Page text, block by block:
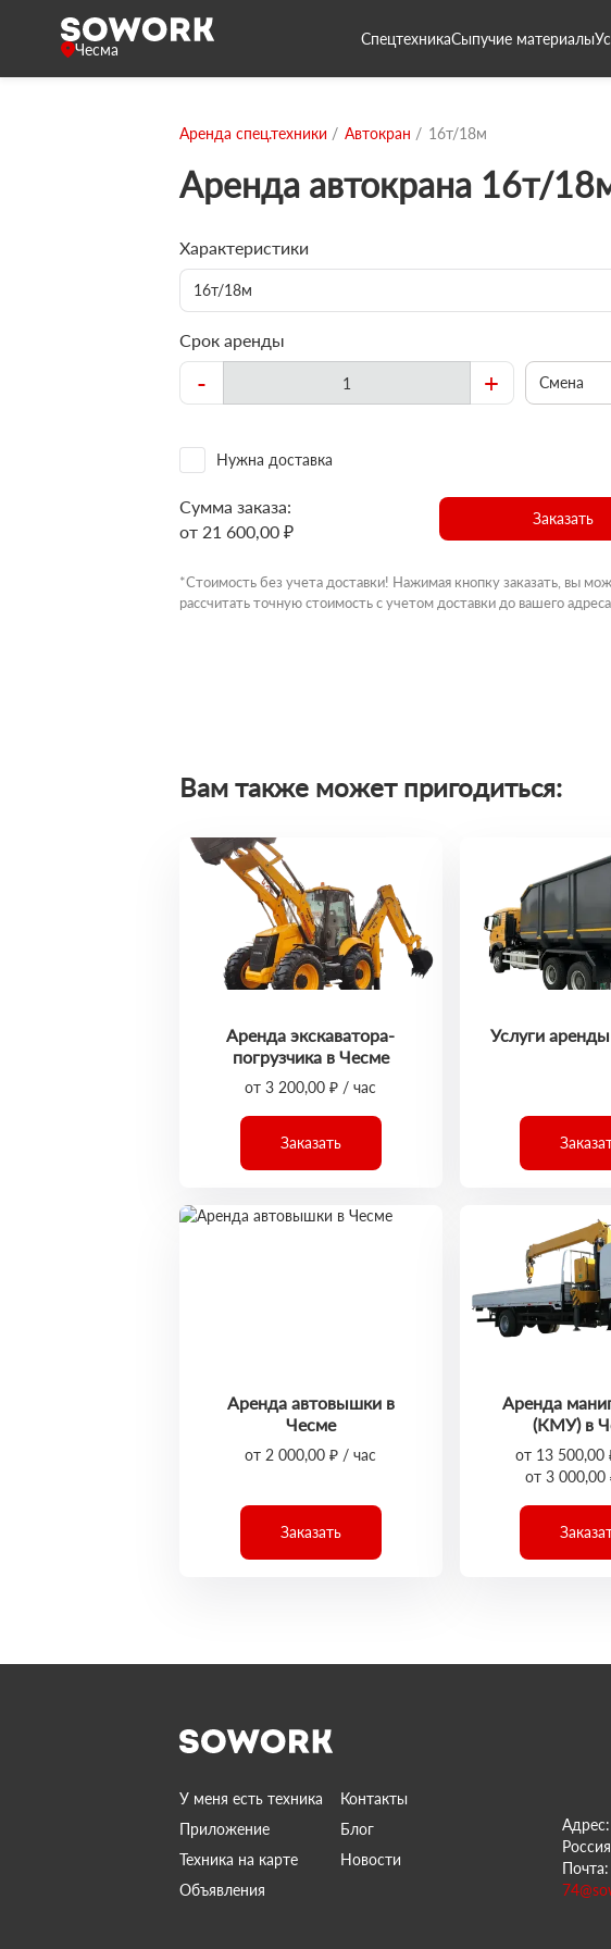
Чесма
СпецтехникаСыпучие материалы
Аренда спец.техники Автокран 16т/18м
Аренда автокрана 16т/
Характеристики
16т/18м
Срок аренды
- + Смена
Нужна доставка
Сумма заказа:
от 21 600,00 ₽
Заказать
*Стоимость без учета доставки! Нажимая кнопку заказать, вы
рассчитать точную стоимость с учетом доставки до вашего адреса.
Вам также может пригодиться:
Аренда экскаватора-
погрузчика в Чесме
от 3 200,00 ₽ / час
Заказать
Услуги
Аренда автовышки в
Чесме
от 2 000,00 ₽ / час
Заказать
Аренда
(КМУ) в
от 13 500,00
от 3 000,00
У меня есть техника
Контакты
Приложение
Блог
Техника на карте
Новости
Объявления
Адрес:
Почта: